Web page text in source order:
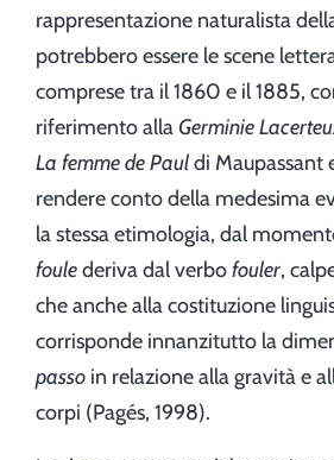
rappresentazione naturalista
potrebbero essere le scene
comprese tra il 1860 e il 1885,
riferimento allaGerminie
La femme de Pauldi Maupassant
rendere conto della medesima
la stessa etimologia, dal
foulederiva dal verbofouler,
che anche alla costituzione
corrisponde innanzitutto la
passo in relazione alla gravità e
corpi (Pagés, 1998).